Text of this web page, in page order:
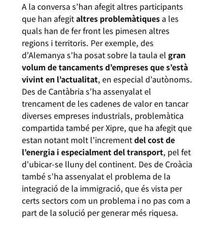
A la conversa s’han afegit altres participants
que han afegitaltres problemàtiquesa les
quals han de fer front les pimesen altres
regions i territoris. Per exemple, des
d’Alemanya s’ha posat sobre la taula el gran
volum de tancaments d’empreses que s’està
vivint en l’actualitat, en especial d’autònoms.
Des de Cantàbria s’ha assenyalat el
trencament de les cadenes de valor en tancar
diverses empreses industrials, problemàtica
compartida també per Xipre, que ha afegit que
estan notant molt l’incrementdel cost de
l’energia i especialment del transport, pel fet
d’ubicar-se lluny del continent. Des de Croàcia
també s’ha assenyalat el problema de la
integració de la immigració, que és vista per
certs sectors com un problema i no pas com a
part de la solució per generar més riquesa.